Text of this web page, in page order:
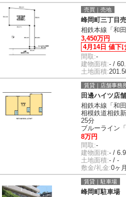
売買｜売地
峰岡町三丁目
相鉄本線「和
3,450万円
4月14日 値下
間取:-
建物面積:- /
土地面積:
賃貸｜店舗事務
田邊ハイツ店舗
相鉄本線「和
相模鉄道相鉄
25分
ブルーライン
8万円
間取:-
建物面積:- /
土地面積:- / -
敷金/礼金:0ヶ
賃貸｜駐車場
峰岡町駐車場